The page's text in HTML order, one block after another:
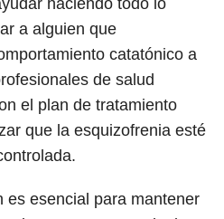
haciendo todo lo
a alguien que
catatónico a
de salud
el plan de tratamiento
que la esquizofrenia esté
es esencial para mantener